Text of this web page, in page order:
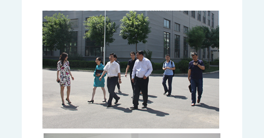
水质特征因子在线分析仪
MODEL 9880-水质生物综合毒性在线监测仪
WQMS-900HM-水中多参数重金属（XRF）在线监测系统
智慧监测监管平台
大气污染防治决策支持平台
水污染防治决策支持平台
智能环境综合监控平台